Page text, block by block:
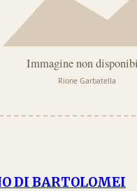
DI BARTOLOMEI